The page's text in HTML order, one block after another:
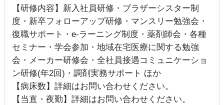
【研修内容】新入社員研修・ブラザーシスター制
度・新卒フォローアップ研修・マンスリー勉強会・
復職サポート・e-ラーニング制度・薬剤師会・各種
セミナー・学会参加・地域在宅医療に関する勉強
会・メーカー研修会・全社員接遇コミュニケーショ
ン研修(年2回)・調剤実務サポート ほか
【病床数】詳細はお問い合わせください。
【当直・夜勤】詳細はお問い合わせください。